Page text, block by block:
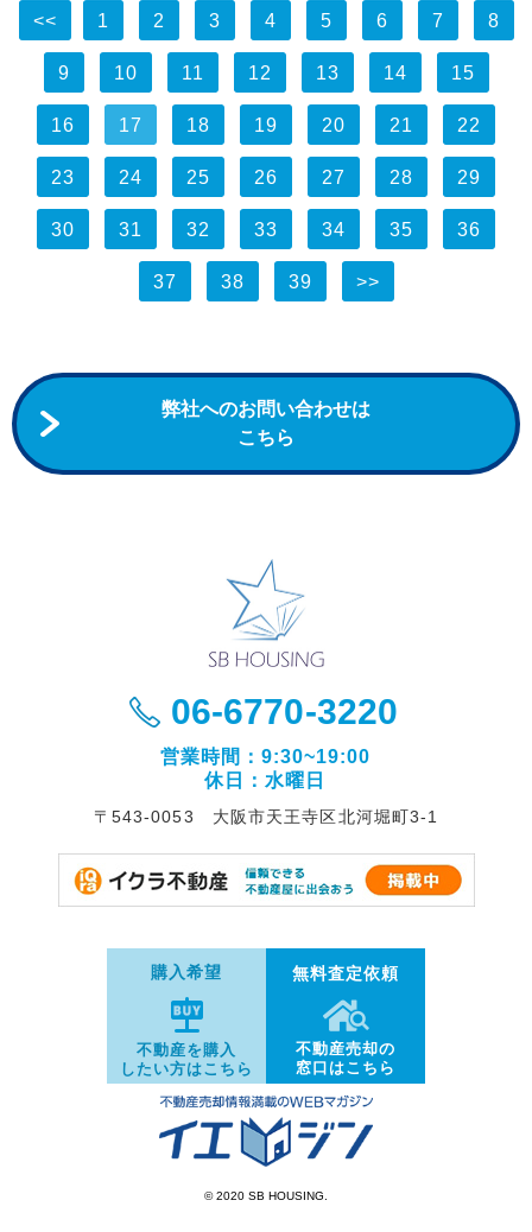
<< 1 2 3 4 5 6 7 8
9 10 11 12 13 14 15
16 17 18 19 20 21 22
23 24 25 26 27 28 29
30 31 32 33 34 35 36
37 38 39 >>
弊社へのお問い合わせは
こちら
06-6770-3220
営業時間：9:30~19:00
休日：水曜日
〒543-0053 大阪市天王寺区北河堀町3-1
購入希望
不動産を購入
したい方はこちら
無料査定依頼
不動産売却の
窓口はこちら
© 2020 SB HOUSING.